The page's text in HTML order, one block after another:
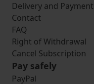
Delivery and Payment
Contact
FAQ
Right of Withdrawal
Cancel Subscription
Pay safely
PayPal